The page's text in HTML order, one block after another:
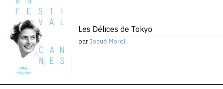
Les Délices de Tokyo
parJosué Morel